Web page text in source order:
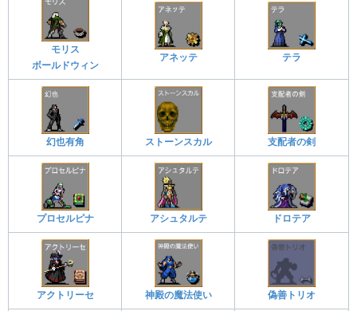
モリス
ボールドウィン
アネッテ テラ
幻也有角 ストーンスカル 支配者の剣
プロセルピナ アシュタルテ ドロテア
アクトリーセ 神殿の魔法使い 偽善トリオ